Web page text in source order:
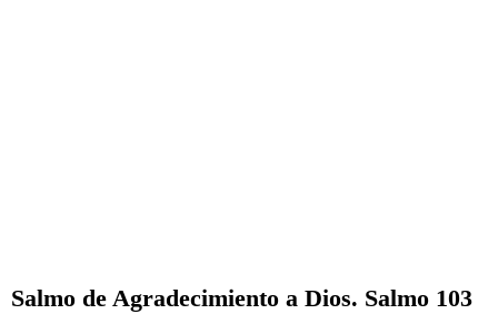
Salmo de Agradecimiento a Dios. Salmo 103